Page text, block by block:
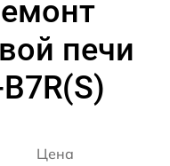
печи
Цена